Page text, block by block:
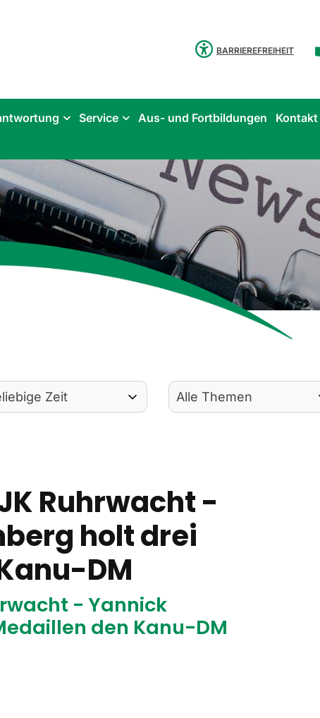
BARRIEREFREIHEIT
Service Aus- und Fortbildungen Kontakt
Ruhrwacht -
holt drei
DM
- Yannick
den Kanu-DM